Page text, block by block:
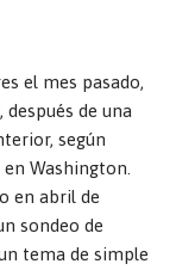
el mes pasado,
de una
según
Washington.
en abril de
sondeo de
tema de simple